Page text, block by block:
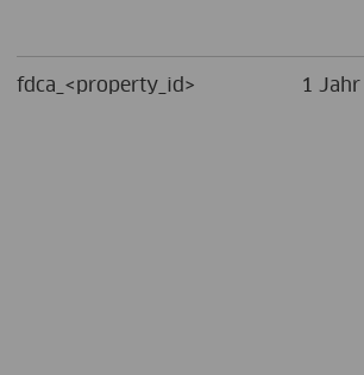
fdca_<property_id> 1 Jahr